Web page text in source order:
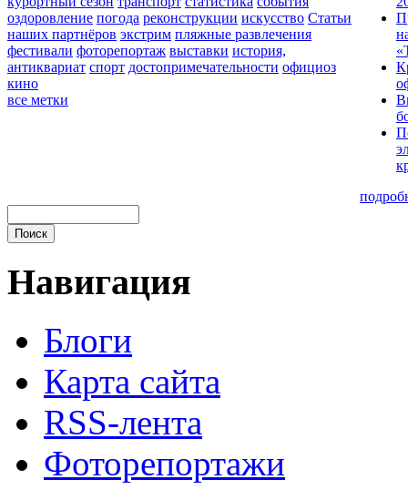
оздоровление погода реконструкции искусство Статьи
наших партнёров экстрим пляжные развлечения
фестивали фоторепортаж выставки история,
антиквариат спорт достопримечательности официоз
кино
все метки
Навигация
Блоги
Карта сайта
RSS-лента
Фоторепортажи